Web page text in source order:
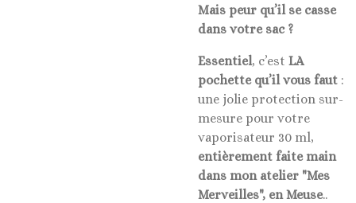
Mais peur qu’il se casse
dans votre sac ?
Essentiel, c’est LA
pochette qu’il vous faut :
une jolie protection sur-
mesure pour votre
vaporisateur 30 ml,
entièrement faite main
dans mon atelier "Mes
Merveilles", en Meuse..